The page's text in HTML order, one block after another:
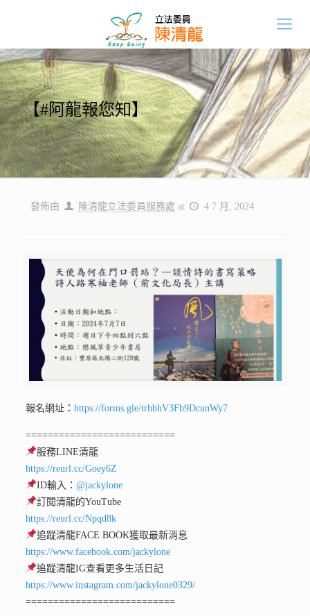
【#阿龍報您知】
發佈由 陳清龍立法委員服務處 at 4 7 月, 2024
報名網址：https://forms.gle/trhbhV3Fb9DcunWy7
===========================
服務LINE清龍
https://reurl.cc/Goey6Z
ID輸入：@jackylone
訂閱清龍的YouTube
https://reurl.cc/Npqd8k
追蹤清龍FACE BOOK獲取最新消息
https://www.facebook.com/jackylone
追蹤清龍IG查看更多生活日記
https://www.instagram.com/jackylone0329/
===========================